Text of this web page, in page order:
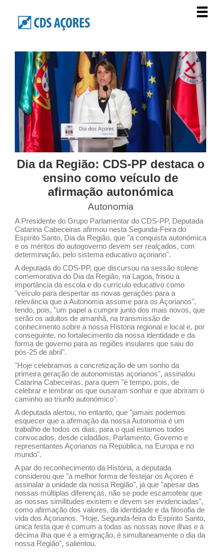
Dia da Região: CDS-PP destaca o
ensino como veículo de
afirmação autonómica
Autonomia
A Presidente do Grupo Parlamentar do CDS-PP, Deputada
Catarina Cabeceiras afirmou nesta Segunda-Feira do
Espírito Santo, Dia da Região, que "a conquista autonómica
e os méritos do autogoverno devem ser realçados, com
determinação, pelo sistema educativo açoriano".
A deputada do CDS-PP, que discursou na sessão solene
comemorativa do Dia da Região, na Lagoa, frisou a
importância da escola e do currículo educativo como
"veículo para despertar as novas gerações para a
relevância que a Autonomia assume para os Açorianos",
tendo, pois, "um papel a cumprir junto dos mais novos, que
serão os adultos de amanhã, na transmissão de
conhecimento sobre a nossa História regional e local e, por
conseguinte, no fortalecimento da nossa identidade e da
forma de governo para as regiões insulares que saiu do
pós-25 de abril".
"Hoje celebramos a concretização de um sonho da
primeira geração de autonomistas açorianos", assinalou
Catarina Cabeceiras, para quem "é tempo, pois, de
celebrar e lembrar os que ousaram sonhar e que abriram o
caminho ao triunfo autonómico".
A deputada alertou, no entanto, que "jamais podemos
esquecer que a afirmação da nossa Autonomia é um
trabalho de todos os dias, para o qual estamos todos
convocados, desde cidadãos, Parlamento, Governo e
representantes Açorianos na República, na Europa e no
mundo".
A par do reconhecimento da História, a deputada
considerou que "a melhor forma de festejar os Açores é
assinalar a unidade da nossa Região", já que "apesar das
nossas múltiplas diferenças, não se pode escamotear que
as nossas similitudes existem e devem ser evidenciadas",
como afirmação dos valores, da identidade e da filosofia de
vida dos Açorianos. "Hoje, Segunda-feira do Espírito Santo,
única festa que é comum a todas as nossas nove ilhas e à
décima ilha que é a emigração, é simultaneamente o dia da
nossa Região", salientou.